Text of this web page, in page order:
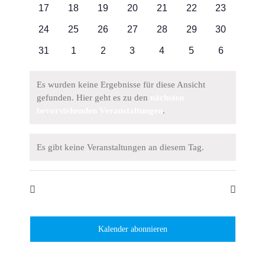
0
17
0
18
0
19
0
20
0
21
0
22
0
23
0
24
0
25
0
26
0
27
0
28
0
29
0
30
0
31
0
1
0
2
0
3
0
4
0
5
0
6
Hinweis
Es wurden keine Ergebnisse für diese Ansicht
gefunden. Hier geht es zu den
.
Hinweis
Es gibt keine Veranstaltungen an diesem Tag.
Kalender abonnieren